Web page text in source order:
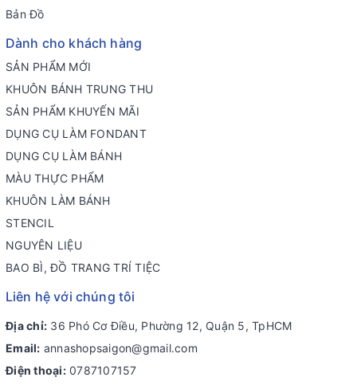
Bản Đồ
Dành cho khách hàng
SẢN PHẨM MỚI
KHUÔN BÁNH TRUNG THU
SẢN PHẨM KHUYẾN MÃI
DỤNG CỤ LÀM FONDANT
DỤNG CỤ LÀM BÁNH
MÀU THỰC PHẨM
KHUÔN LÀM BÁNH
STENCIL
NGUYÊN LIỆU
BAO BÌ, ĐỒ TRANG TRÍ TIỆC
Liên hệ với chúng tôi
Địa chỉ: 36 Phó Cơ Điều, Phường 12, Quận 5, TpHCM
Email: annashopsaigon@gmail.com
Điện thoại: 0787107157